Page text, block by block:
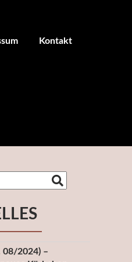
Kontakt
08/2024) –